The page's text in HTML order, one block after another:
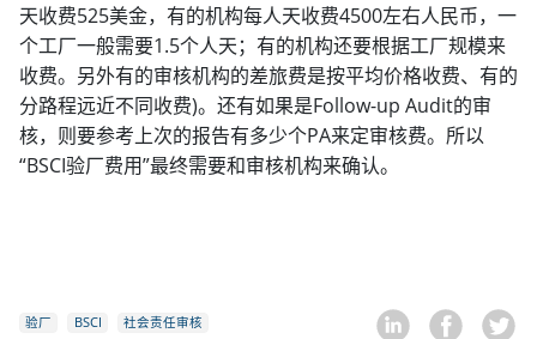
天收费525美金，有的机构每人天收费4500左右人民币，一
个工厂一般需要1.5个人天；有的机构还要根据工厂规模来
收费。另外有的审核机构的差旅费是按平均价格收费、有的
分路程远近不同收费)。还有如果是Follow-up Audit的审
核，则要参考上次的报告有多少个PA来定审核费。所以
“BSCI验厂费用”最终需要和审核机构来确认。
验厂 BSCI 社会责任审核